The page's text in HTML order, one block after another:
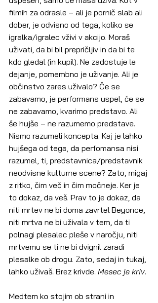
filmih za odrasle – ali je pornič slab ali
dober, je odvisno od tega, koliko se
igralka/igralec vživi v akcijo. Moraš
uživati, da bi bil prepričljiv in da bi te
kdo gledal (in kupil). Ne zadostuje le
dejanje, pomembno je uživanje. Ali je
občinstvo zares uživalo? Če se
zabavamo, je performans uspel, če se
ne zabavamo, kvarimo predstavo. Ali
še hujše – ne razumemo predstave.
Nismo razumeli koncepta. Kaj je lahko
hujšega od tega, da perfomansa nisi
razumel, ti, predstavnica/predstavnik
neodvisne kulturne scene? Zato, migaj
z ritko, čim več in čim močneje. Ker je
to dokaz, da veš. Prav to je dokaz, da
niti mrtev ne bi doma zavrtel Beyonce,
niti mrtva ne bi uživala v tem, da ti
polnagi plesalec pleše v naročju, niti
mrtvemu se ti ne bi dvignil zaradi
plesalke ob drogu. Zato, sedaj in tukaj,
lahko uživaš. Brez krivde. Mesec je kriv.
Medtem ko stojim ob strani in